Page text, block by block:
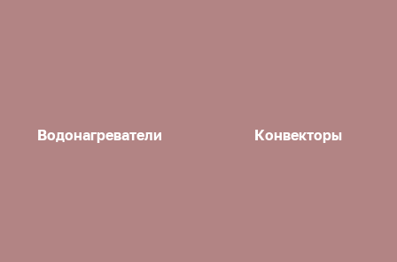
Водонагреватели Конвекторы